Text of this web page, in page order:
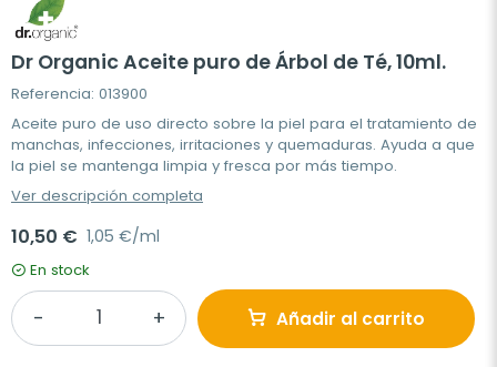
Dr Organic Aceite puro de Árbol de Té, 10ml.
Referencia: 013900
Aceite puro de uso directo sobre la piel para el tratamiento de
manchas, infecciones, irritaciones y quemaduras. Ayuda a que
la piel se mantenga limpia y fresca por más tiempo.
Ver descripción completa
10,50 € 1,05 €/ml
En stock
Añadir al carrito